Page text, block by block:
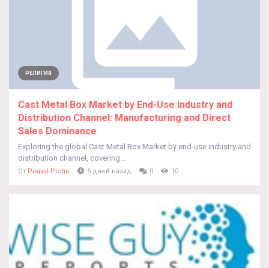
РЕЛИГИЯ
Cast Metal Box Market by End-Use Industry and
Distribution Channel: Manufacturing and Direct
Sales Dominance
Exploring the global Cast Metal Box Market by end-use industry and
distribution channel, covering...
От Prajval Piche 5 дней назад 0 10